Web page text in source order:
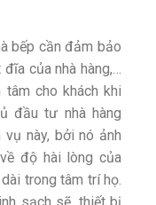
bếp cần đảm bảo
của nhà hàng,…
cho khách khi
đầu tư nhà hàng
này, bởi nó ảnh
độ hài lòng của
trong tâm trí họ.
sạch sẽ, thiết bị